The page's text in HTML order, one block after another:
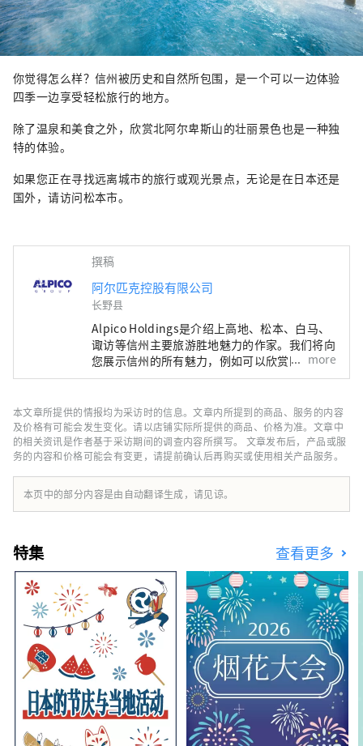
你觉得怎么样？信州被历史和自然所包围，是一个可以一边体验
四季一边享受轻松旅行的地方。
除了温泉和美食之外，欣赏北阿尔卑斯山的壮丽景色也是一种独
特的体验。
如果您正在寻找远离城市的旅行或观光景点，无论是在日本还是
国外，请访问松本市。
撰稿
阿尔匹克控股有限公司
长野县
Alpico Holdings是介绍上高地、松本、白马、
诹访等信州主要旅游胜地魅力的作家。我们将向
您展示信州的所有魅力，例如可以欣赏四季风景
的上高地、历史和文化的松本城、被壮丽自然包
我们的文章将丰富您的旅行。让我们一起探索信
州的魅力，分享新的发现和兴奋。
more
本文章所提供的情报均为采访时的信息。文章内所提到的商品、服务的内容
及价格有可能会发生变化。请以店铺实际所提供的商品、价格为准。文章中
的相关资讯是作者基于采访期间的调查内容所撰写。 文章发布后，产品或服
务的内容和价格可能会有变更，请提前确认后再购买或使用相关产品服务。
本页中的部分内容是由自动翻译生成，请见谅。
特集 查看更多